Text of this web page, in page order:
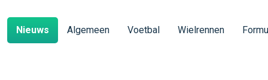
Nieuws Algemeen Voetbal Wielrennen